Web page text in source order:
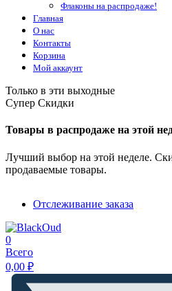
Флаконы на распродаже!
Главная
О нас
Контакты
Корзина
Мой аккаунт
Только в эти выходные
Супер Скидки
Товары в распродаже на этой
Лучший выбор на этой неделе.
продаваемые товары.
Отслеживание заказа
0
Всего
0,00 ₽